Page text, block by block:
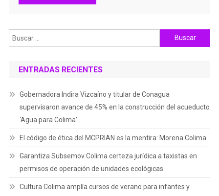
Buscar:
ENTRADAS RECIENTES
Gobernadora Indira Vizcaíno y titular de Conagua
supervisaron avance de 45% en la construcción del acueducto
‘Agua para Colima’
El código de ética del MCPRIAN es la mentira: Morena Colima
Garantiza Subsemov Colima certeza jurídica a taxistas en
permisos de operación de unidades ecológicas
Cultura Colima amplía cursos de verano para infantes y